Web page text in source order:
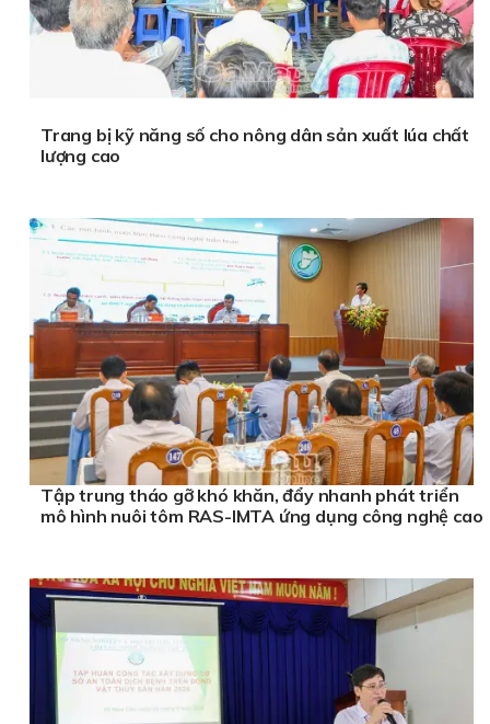
Trang bị kỹ năng số cho nông dân sản xuất lúa chất
lượng cao
Tập trung tháo gỡ khó khăn, đẩy nhanh phát triển
mô hình nuôi tôm RAS-IMTA ứng dụng công nghệ cao